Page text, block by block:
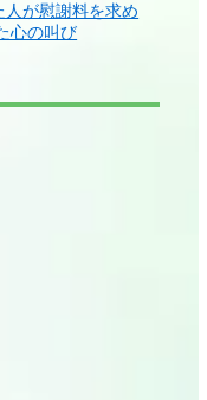
人が慰謝料を求め
心の叫び